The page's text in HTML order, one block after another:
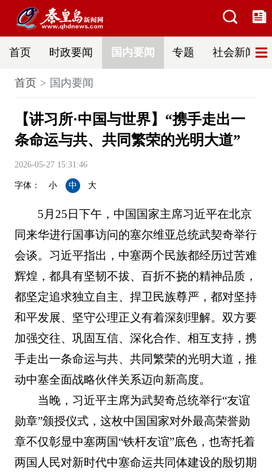
首页 时政要闻 国内要闻 专题 社会新闻
首页 国内要闻
【讲习所·中国与世界】“携手走出一
条命运与共、共同繁荣的光明大道”
2026-05-27 15:31:46
字体： 小 中 大
5月25日下午，中国国家主席习近平在北京
同来华进行国事访问的塞尔维亚总统武契奇举行
会谈。习近平指出，中塞两个民族都经历过苦难
辉煌，都具有坚韧不拔、百折不挠的精神品质，
都坚定追求独立自主、捍卫民族尊严，都对坚持
和平发展、坚守公理正义有着深刻理解。双方要
加强交往、巩固互信、深化合作、相互支持，携
手走出一条命运与共、共同繁荣的光明大道，推
动中塞全面战略伙伴关系迈向新高度。
当晚，习近平主席为武契奇总统举行“友谊
勋章”颁授仪式，这枚中国国家对外最高荣誉勋
章不仅彰显中塞两国“铁杆友谊”底色，也寄托着
两国人民对新时代中塞命运共同体建设的殷切期